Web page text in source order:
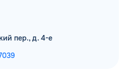
пер., д. 4-е